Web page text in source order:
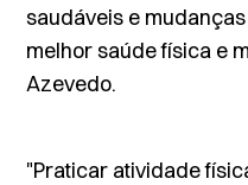
saudáveis e
melhor saúde física e
Azevedo.
"Praticar atividade